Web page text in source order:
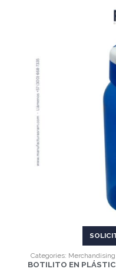
Categories:
BOTILITO EN